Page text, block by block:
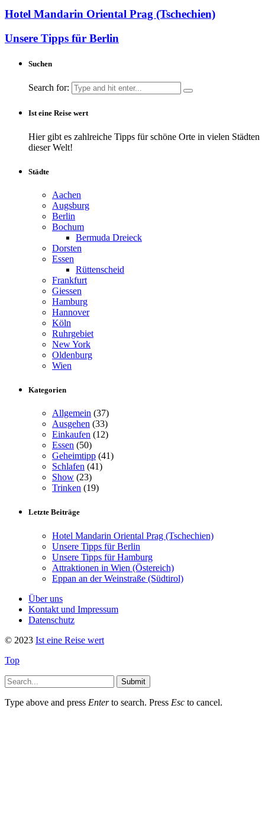
Hotel Mandarin Oriental Prag (Tschechien)
Unsere Tipps für Berlin
Suchen
Search for:
Ist eine Reise wert
Hier gibt es zahlreiche Tipps für schöne Orte in vielen Städten
dieser Welt!
Städte
Aachen
Augsburg
Berlin
Bochum
Bermuda Dreieck
Dorsten
Essen
Rüttenscheid
Frankfurt
Giessen
Hamburg
Hannover
Köln
Ruhrgebiet
New York
Oldenburg
Wien
Kategorien
Allgemein (37)
Ausgehen (33)
Einkaufen (12)
Essen (50)
Geheimtipp (41)
Schlafen (41)
Show (23)
Trinken (19)
Letzte Beiträge
Hotel Mandarin Oriental Prag (Tschechien)
Unsere Tipps für Berlin
Unsere Tipps für Hamburg
Attraktionen in Wien (Östereich)
Eppan an der Weinstraße (Südtirol)
Über uns
Kontakt und Impressum
Datenschutz
© 2023 Ist eine Reise wert
Top
Submit
Type above and press Enterto search. Press Esc to cancel.